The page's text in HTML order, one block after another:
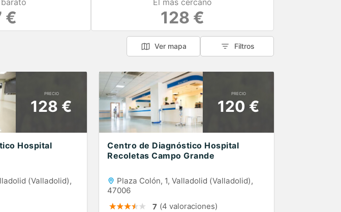
€
El más cercano
128 €
Ver mapa Filtros
PRECIO
128 €
Hospital
(Valladolid),
PRECIO
120 €
Centro de Diagnóstico Hospital
Recoletas Campo Grande
Plaza Colón, 1, Valladolid (Valladolid),
47006
7 (4 valoraciones)